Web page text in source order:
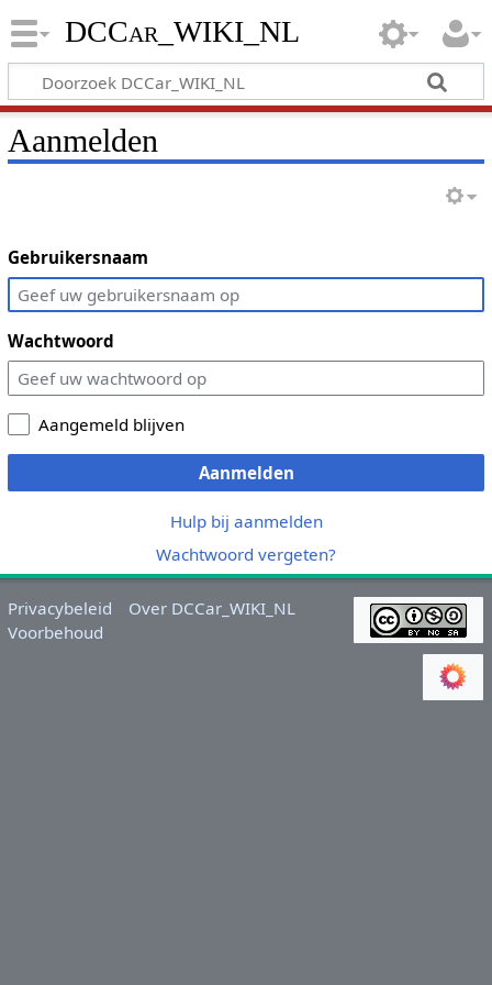
DCCar_WIKI_NL
Aanmelden
Gebruikersnaam
Wachtwoord
Aangemeld blijven
Aanmelden
Hulp bij aanmelden
Wachtwoord vergeten?
Privacybeleid
Over DCCar_WIKI_NL
Voorbehoud